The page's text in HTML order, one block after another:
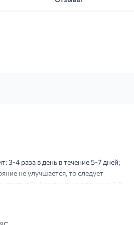
3-4 раза в день в течение 5-7 дней;
не улучшается, то следует
каждые 2-4 ч или чаще в течение 1-2